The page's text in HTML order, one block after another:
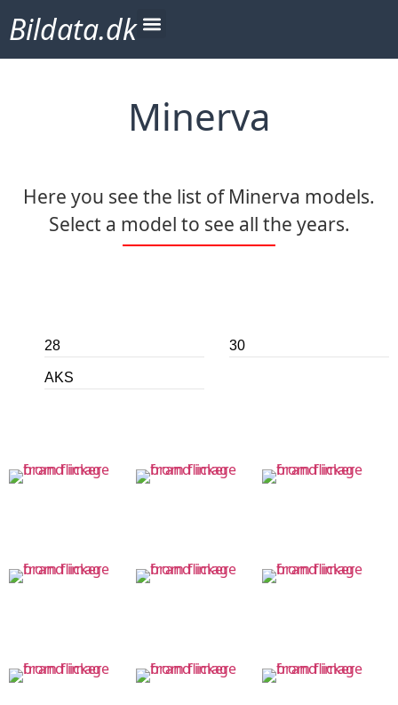
Bildata.dk
Minerva
Here you see the list of Minerva models.
Select a model to see all the years.
28 30
AKS